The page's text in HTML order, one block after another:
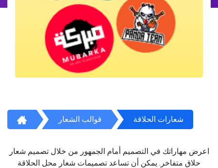
قوالب الشعار شعارات الحلاقة
اعرض مهاراتك في التصميم أمام الجمهور من خلال تصميم شعار
حلاق متفاخر. يمكن أن تساعد تصميمات شعار محل الحلاقة